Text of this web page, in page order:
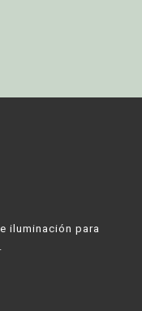
iluminación para